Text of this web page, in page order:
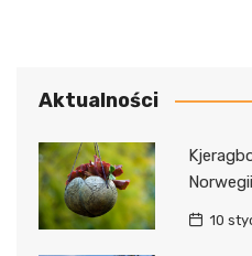
Aktualności
10